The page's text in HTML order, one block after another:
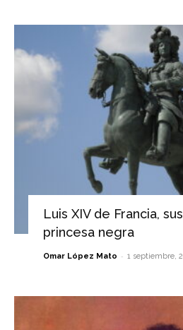
Luis XIV de Francia,
princesa negra
Omar López Mato - 1 septiembre,